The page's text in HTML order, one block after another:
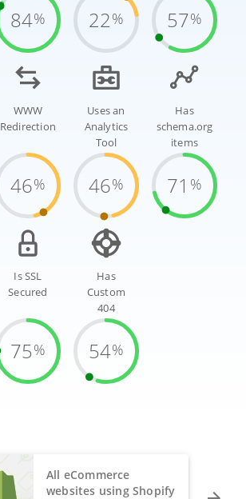
84% 22% 57%
WWW
Redirection
46%
Uses an
Analytics
Tool
46%
Has
schema.org
items
71 %
Is SSL
Secured
75%
Has
Custom
404
54%
All eCommerce
websites using Shopify